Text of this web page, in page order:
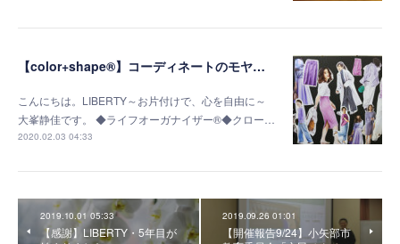
【color+shape®】コーディネートのモヤモヤが無くなりました！
こんにちは。LIBERTY～お片付けで、心を自由に～
大峯静佳です。 ◆ライフオーガナイザー®◆クロー…
2020.02.03 04:33
2019.10.01 05:33
【感謝】LIBERTY・5年目が
2019.09.26 01:01
【開催報告9/24】小矢部市